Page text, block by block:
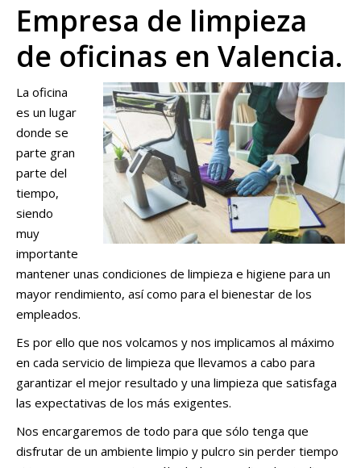
Empresa de limpieza
de oficinas en Valencia.
La oficina
es un lugar
donde se
parte gran
parte del
tiempo,
siendo
muy
importante
mantener unas condiciones de limpieza e higiene para un
mayor rendimiento, así como para el bienestar de los
empleados.
Es por ello que nos volcamos y nos implicamos al máximo
en cada servicio de limpieza que llevamos a cabo para
garantizar el mejor resultado y una limpieza que satisfaga
las expectativas de los más exigentes.
Nos encargaremos de todo para que sólo tenga que
disfrutar de un ambiente limpio y pulcro sin perder tiempo